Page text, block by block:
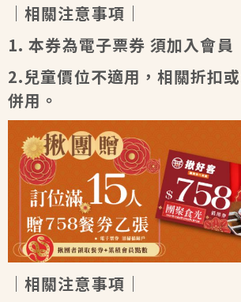
｜相關注意事項｜
1. 本券為電子票券 須加入會員
2.兒童價位不適用，相關折扣
併用。
｜相關注意事項｜